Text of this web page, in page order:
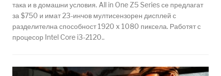
така и в домашни условия. All in One Z5 Series се предлагат
за $750 и имат 23-инчов мултисензорен дисплей с
разделителна способност 1920 x 1080 пиксела. Работят с
процесор Intel Core i3-2120..